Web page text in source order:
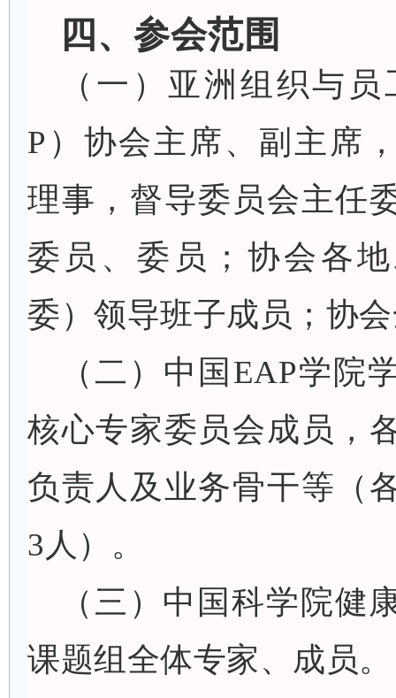
四、参会范围
（一）亚洲组织与
P）协会主席、副主席
理事，督导委员会主任
委员、委员；协会各
委）领导班子成员；协
（二）中国EAP学院
核心专家委员会成员，
负责人及业务骨干等（
3人）。
（三）中国科学院健
课题组全体专家、成员。